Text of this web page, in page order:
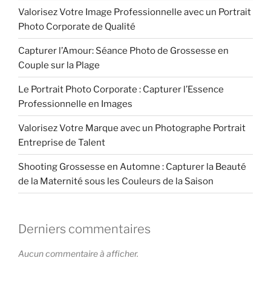
Valorisez Votre Image Professionnelle avec un Portrait
Photo Corporate de Qualité
Capturer l’Amour: Séance Photo de Grossesse en
Couple sur la Plage
Le Portrait Photo Corporate : Capturer l’Essence
Professionnelle en Images
Valorisez Votre Marque avec un Photographe Portrait
Entreprise de Talent
Shooting Grossesse en Automne : Capturer la Beauté
de la Maternité sous les Couleurs de la Saison
Derniers commentaires
Aucun commentaire à afficher.